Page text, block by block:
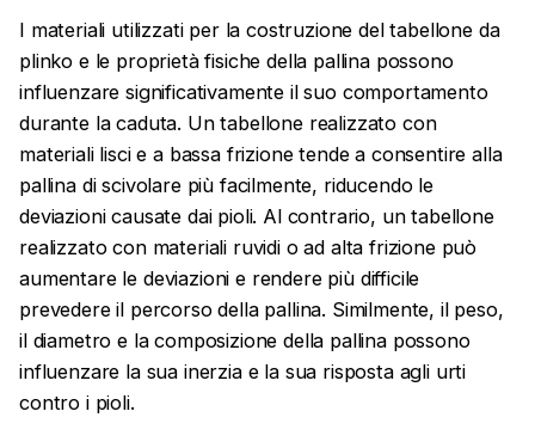
I materiali utilizzati per la costruzione del tabellone da
plinko e le proprietà fisiche della pallina possono
influenzare significativamente il suo comportamento
durante la caduta. Un tabellone realizzato con
materiali lisci e a bassa frizione tende a consentire alla
pallina di scivolare più facilmente, riducendo le
deviazioni causate dai pioli. Al contrario, un tabellone
realizzato con materiali ruvidi o ad alta frizione può
aumentare le deviazioni e rendere più difficile
prevedere il percorso della pallina. Similmente, il peso,
il diametro e la composizione della pallina possono
influenzare la sua inerzia e la sua risposta agli urti
contro i pioli.